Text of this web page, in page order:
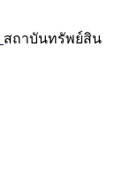
สถาบันทรัพย์สิน